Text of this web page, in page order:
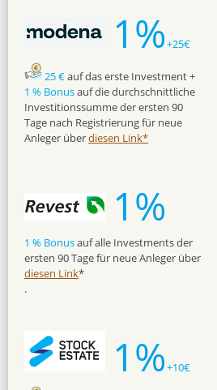
1%+25€
25 €auf das erste Investment +
1 % Bonusauf die durchschnittliche
Investitionssumme der ersten 90
Tage nach Registrierung für neue
Anleger überdiesen Link*
1%
1 % Bonusauf alle Investments der
ersten 90 Tage für neue Anleger über
diesen Link*
.
1%+10€